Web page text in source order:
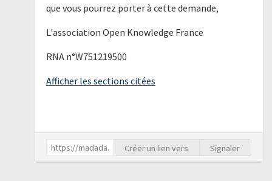
que vous pourrez porter à cette demande,
L'association Open Knowledge France
RNA n°W751219500
Afficher les sections citées
Créer un lien vers Signaler